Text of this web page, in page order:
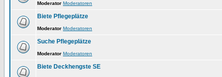
Moderator Moderatoren
Biete Pflegeplätze
Moderator Moderatoren
Suche Pflegeplätze
Moderator Moderatoren
Biete Deckhengste SE